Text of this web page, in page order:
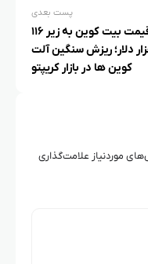
پست بعدی
افت قیمت بیت کوین به زیر ۱۱۶
دلار؛ ریزش سنگین آلت
کوین ها در بازار کریپتو
موردنیاز علامت‌گذاری